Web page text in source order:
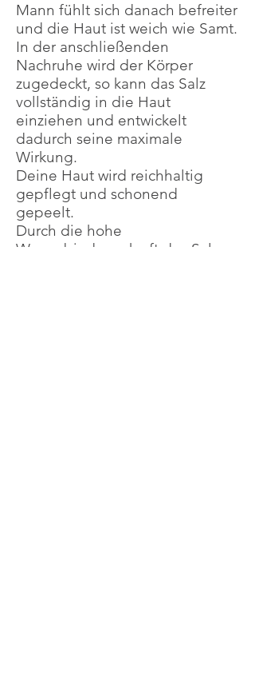
Mann fühlt sich danach befreiter
und die Haut ist weich wie Samt.
In der anschließenden
Nachruhe wird der Körper
zugedeckt, so kann das Salz
vollständig in die Haut
einziehen und entwickelt
dadurch seine maximale
Wirkung.
Deine Haut wird reichhaltig
gepflegt und schonend
gepeelt.
Durch die hohe
Wasserbindungskraft des Salzes